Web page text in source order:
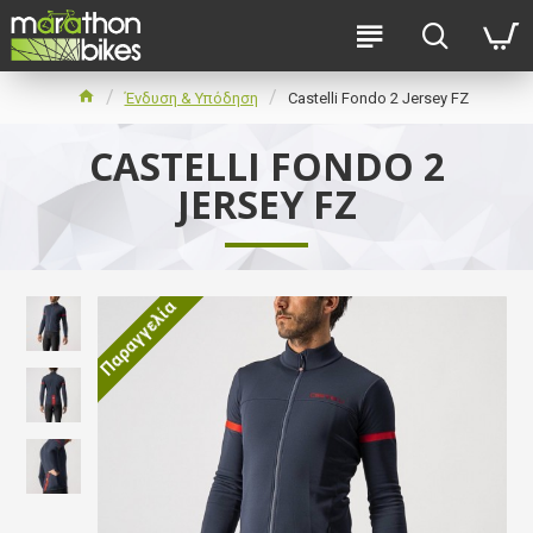
Ένδυση & Υπόδηση Castelli Fondo 2 Jersey FZ
CASTELLI FONDO 2
JERSEY FZ
Παραγγελία